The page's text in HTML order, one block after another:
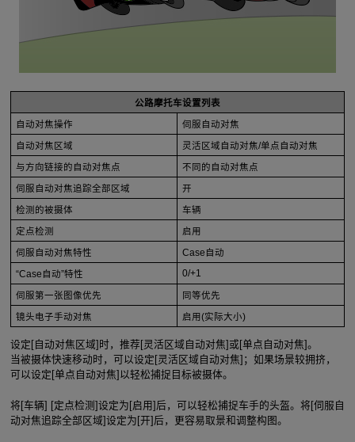
公路摩托车设置列表
自动对焦操作 伺服自动对焦
自动对焦区域 灵活区域自动对焦/单点自动对焦
与方向链接的自动对焦点 不同的自动对焦点
伺服自动对焦追踪全部区域 开
检测的被摄体 车辆
定点检测 启用
伺服自动对焦特性 Case自动
“Case自动”特性 0/+1
伺服第一张图像优先 同等优先
镜头电子手动对焦 启用(实际大小)
设定[自动对焦区域]时，推荐[灵活区域自动对焦]或[单点自动对焦]。
当被摄体快速移动时，可以设定[灵活区域自动对焦]；如果场景较拥挤，
可以设定[单点自动对焦]以轻松捕捉目标被摄体。
将[车辆] [定点检测]设定为[启用]后，可以轻松捕捉车手的头盔。将[伺服自
动对焦追踪全部区域]设定为[开]后，更容易取景和调整构图。